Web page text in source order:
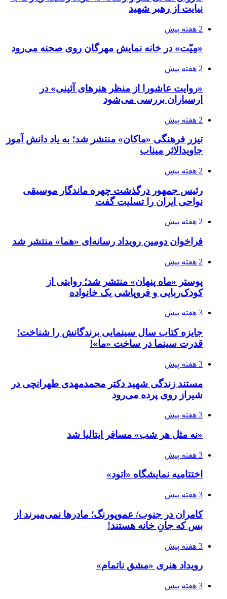
نیایت از رهبر شهید
2 هفته پیش
«مِیّت» در خانه نمایش مهرگان روی صحنه می‌رود
2 هفته پیش
«روایت عاشورا از منظر هنرهای آئینی» در
ارسباران بررسی می‌شود
2 هفته پیش
تیزر فرهنگی «ماکان» منتشر شد؛ به یاد دانش آموز
جاویدالاثر میناب
2 هفته پیش
رئیس جمهور درگذشت چهره ماندگار موسیقی
نواحی ایران را تسلیت گفت
2 هفته پیش
فراخوان دومین رویداد رسانه‌ای «هما» منتشر شد
2 هفته پیش
پوستر «ماه پنهان» منتشر شد؛ روایتی از
کودک‌ربایی و فروپاشی یک خانواده
3 هفته پیش
جایزه کتاب سال سینمایی برندگانش را شناخت؛
قدرت سینما در ساخت «ما»!
3 هفته پیش
مستند زندگی شهید دکتر محمدمهدی طهرانچی در
شیراز روی پرده می‌رود
3 هفته پیش
«نه مثل هر شب» مسافر ایتالیا شد
3 هفته پیش
اختتامیه نمایشگاه «اتود»
3 هفته پیش
کامران در جنوب/ عموپورنگ؛ مادرها نمی‌میرند از
بس که جانِ خانه هستند!
3 هفته پیش
رویداد هنری «مشق ناتمام»
3 هفته پیش